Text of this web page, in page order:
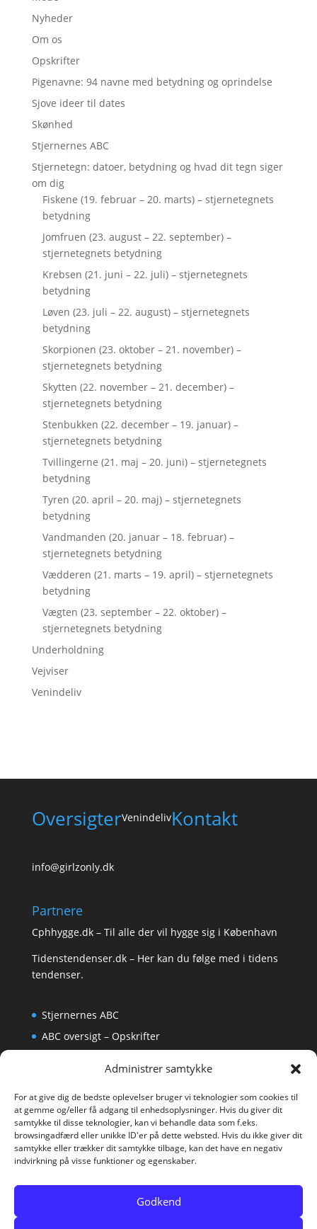
Administrer samtykke
For at give dig de bedste oplevelser bruger vi teknologier som cookies til
at gemme og/eller få adgang til enhedsoplysninger. Hvis du giver dit
samtykke til disse teknologier, kan vi behandle data som f.eks.
browsingadfærd eller unikke ID'er på dette websted. Hvis du ikke giver dit
samtykke eller trækker dit samtykke tilbage, kan det have en negativ
indvirkning på visse funktioner og egenskaber.
Godkend
Nyheder
Om os
Opskrifter
Pigenavne: 94 navne med betydning og oprindelse
Sjove ideer til dates
Skønhed
Stjernernes ABC
Stjernetegn: datoer, betydning og hvad dit tegn siger
om dig
Fiskene (19. februar – 20. marts) – stjernetegnets
betydning
Jomfruen (23. august – 22. september) –
stjernetegnets betydning
Krebsen (21. juni – 22. juli) – stjernetegnets
betydning
Løven (23. juli – 22. august) – stjernetegnets
betydning
Skorpionen (23. oktober – 21. november) –
stjernetegnets betydning
Skytten (22. november – 21. december) –
stjernetegnets betydning
Stenbukken (22. december – 19. januar) –
stjernetegnets betydning
Tvillingerne (21. maj – 20. juni) – stjernetegnets
betydning
Tyren (20. april – 20. maj) – stjernetegnets
betydning
Vandmanden (20. januar – 18. februar) –
stjernetegnets betydning
Vædderen (21. marts – 19. april) – stjernetegnets
betydning
Vægten (23. september – 22. oktober) –
stjernetegnets betydning
Underholdning
Vejviser
Venindeliv
OversigterVenindelivKontakt
info@girlzonly.dk
Partnere
Cphhygge.dk– Til alle der vil hygge sig i København
Tidenstendenser.dk– Her kan du følge med i tidens
tendenser.
Stjernernes ABC
ABC oversigt – Opskrifter